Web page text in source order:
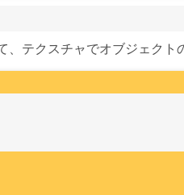
、テクスチャでオブジェクト